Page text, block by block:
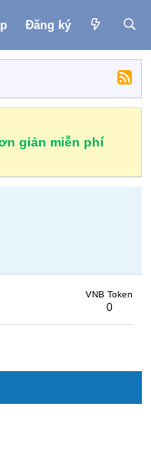
Đăng ký
giản miễn phí
VNB Token
0